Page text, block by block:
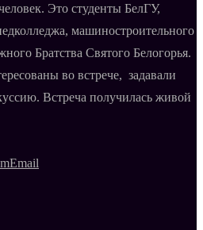
Это студенты БелГУ,
машиностроительного
Братства Святого Белогорья.
во встрече, задавали
Встреча получилась живой
Email